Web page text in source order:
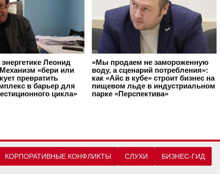
Леонид
«бери или
превратить
в барьер для
цикла»
«Мы продаем не замороженную
воду, а сценарий потребления»:
как «Айс в кубе» строит бизнес на
пищевом льде в индустриальном
парке «Перспектива»
КОРПОРАТИВНЫЕ КОНФЛИКТЫ СЛУХИ БИЗНЕС-ГИД